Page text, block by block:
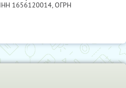
1656120014, ОГРН